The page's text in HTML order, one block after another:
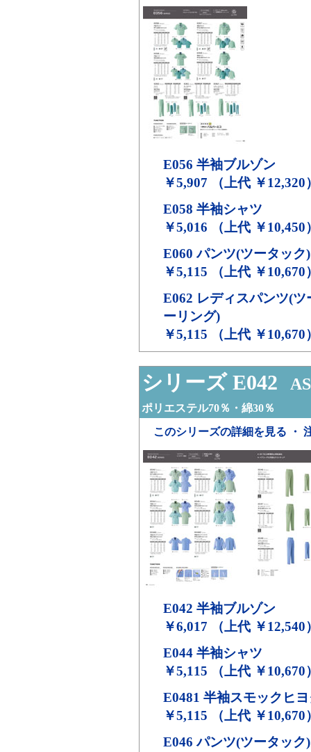
E056 半袖ブルゾン
￥5,907 （上代 ￥12,320
E058 半袖シャツ
￥5,016 （上代 ￥10,450
E060 パンツ(ツータック)
￥5,115 （上代 ￥10,670
E062 レディスパンツ(
ーリング)
￥5,115 （上代 ￥10,670
シリーズ E042
ポリエステル70％・綿30％
このシリーズの詳細を見る ・
E042 半袖ブルゾン
￥6,017 （上代 ￥12,540
E044 半袖シャツ
￥5,115 （上代 ￥10,670
E0481 半袖スモックヒ
￥5,115 （上代 ￥10,670
E046 パンツ(ツータック)